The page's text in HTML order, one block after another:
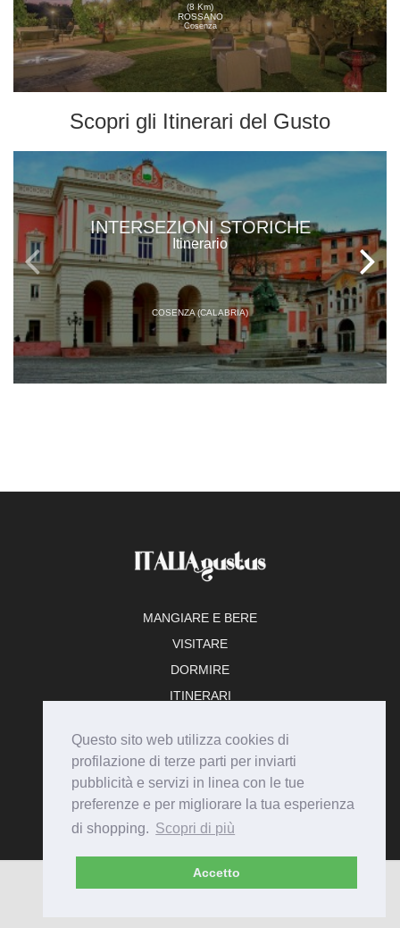
Questo sito web utilizza cookies di
profilazione di terze parti per inviarti
pubblicità e servizi in linea con le tue
preferenze e per migliorare la tua esperienza
di shopping. Scopri di più
Accetto
(8 Km)
ROSSANO
Cosenza
Scopri gli Itinerari del Gusto
INTERSEZIONI STORICHE
Itinerario
COSENZA (CALABRIA)
MANGIARE E BERE
VISITARE
DORMIRE
ITINERARI
ADERISCI
© Italiagustus 2026 - Tutti i diritti riservati.